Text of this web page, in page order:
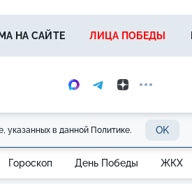
НА САЙТЕ ЛИЦА ПОБЕДЫ
указанных в данной Политике. OK
Гороскоп День Победы ЖКХ